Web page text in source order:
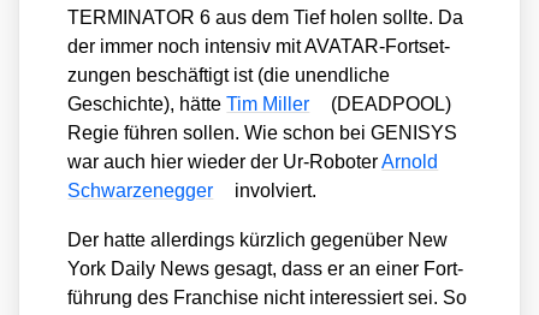
TERMINATOR 6 aus dem Tief holen soll­te. Da
der immer noch inten­siv mit AVA­TAR-Fort­set­
zun­gen beschäf­tigt ist (die unend­li­che
Geschich­te), hät­teTim Mil­ler
(DEADPOOL)
Regie füh­ren sol­len. Wie schon bei GENISYS
war auch hier wie­der der Ur-Robo­terArnold
Schwar­zen­eg­ger
invol­viert.
Der hat­te aller­dings kürz­lich gegen­über New
York Dai­ly News gesagt, dass er an einer Fort­
füh­rung des Fran­chise nicht inter­es­siert sei. So